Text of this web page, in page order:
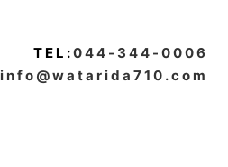
TEL:044-344-0006
info@watarida710.com